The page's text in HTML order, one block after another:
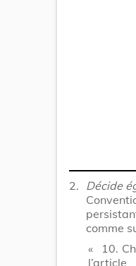
2. Décide
comme
« 10.